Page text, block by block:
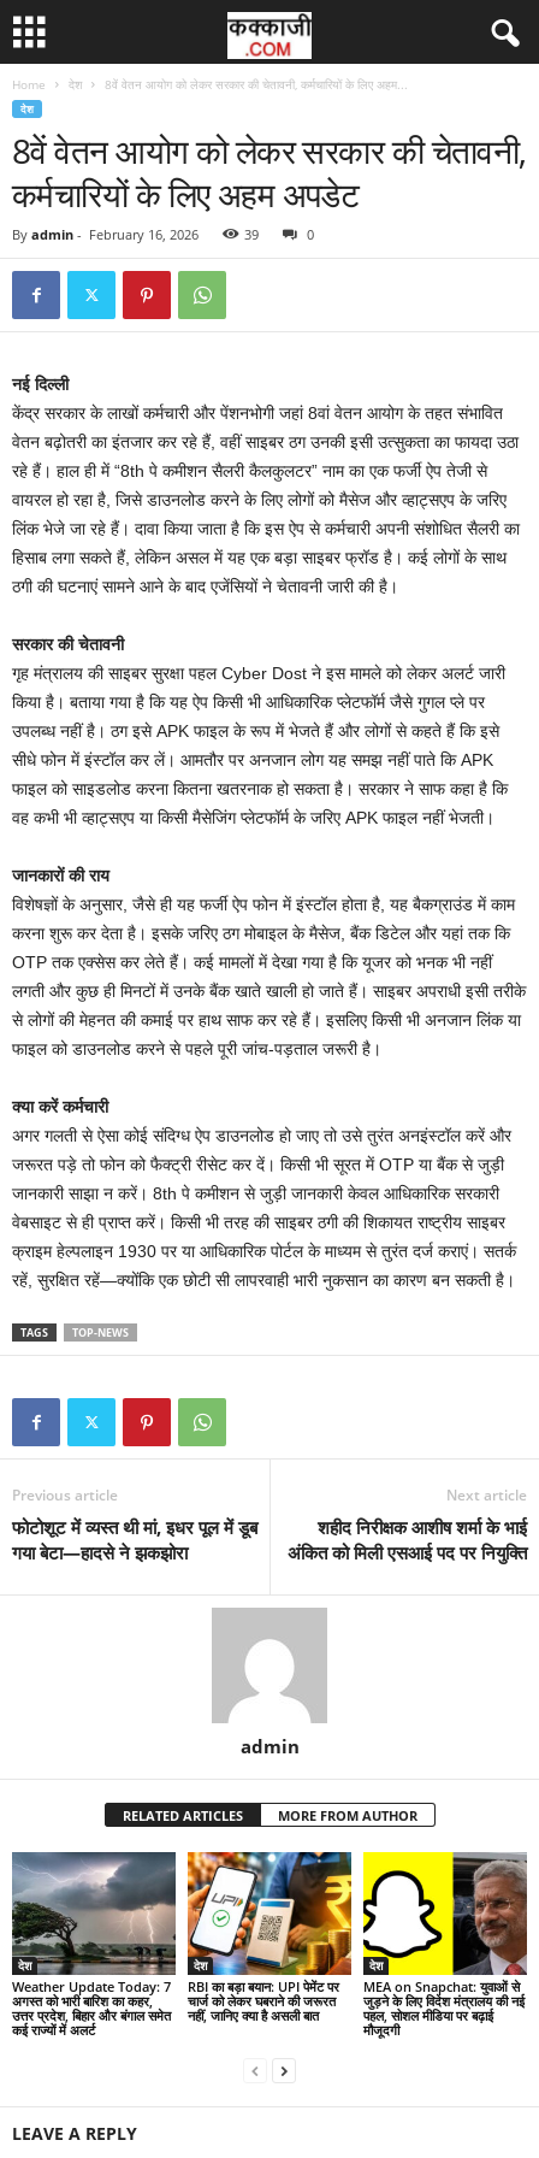
Home देश 8वें वेतन आयोग को लेकर सरकार की चेतावनी, कर्मचारियों के लिए अहम...
देश
8वें वेतन आयोग को लेकर सरकार की चेतावनी,
कर्मचारियों के लिए अहम अपडेट
By admin - February 16, 2026 39 0
नई दिल्ली
केंद्र सरकार के लाखों कर्मचारी और पेंशनभोगी जहां 8वां वेतन आयोग के तहत संभावित
वेतन बढ़ोतरी का इंतजार कर रहे हैं, वहीं साइबर ठग उनकी इसी उत्सुकता का फायदा उठा
रहे हैं। हाल ही में “8th पे कमीशन सैलरी कैलकुलटर” नाम का एक फर्जी ऐप तेजी से
वायरल हो रहा है, जिसे डाउनलोड करने के लिए लोगों को मैसेज और व्हाट्सएप के जरिए
लिंक भेजे जा रहे हैं। दावा किया जाता है कि इस ऐप से कर्मचारी अपनी संशोधित सैलरी का
हिसाब लगा सकते हैं, लेकिन असल में यह एक बड़ा साइबर फ्रॉड है। कई लोगों के साथ
ठगी की घटनाएं सामने आने के बाद एजेंसियों ने चेतावनी जारी की है।
सरकार की चेतावनी
गृह मंत्रालय की साइबर सुरक्षा पहल Cyber Dost ने इस मामले को लेकर अलर्ट जारी
किया है। बताया गया है कि यह ऐप किसी भी आधिकारिक प्लेटफॉर्म जैसे गुगल प्ले पर
उपलब्ध नहीं है। ठग इसे APK फाइल के रूप में भेजते हैं और लोगों से कहते हैं कि इसे
सीधे फोन में इंस्टॉल कर लें। आमतौर पर अनजान लोग यह समझ नहीं पाते कि APK
फाइल को साइडलोड करना कितना खतरनाक हो सकता है। सरकार ने साफ कहा है कि
वह कभी भी व्हाट्सएप या किसी मैसेजिंग प्लेटफॉर्म के जरिए APK फाइल नहीं भेजती।
जानकारों की राय
विशेषज्ञों के अनुसार, जैसे ही यह फर्जी ऐप फोन में इंस्टॉल होता है, यह बैकग्राउंड में काम
करना शुरू कर देता है। इसके जरिए ठग मोबाइल के मैसेज, बैंक डिटेल और यहां तक कि
OTP तक एक्सेस कर लेते हैं। कई मामलों में देखा गया है कि यूजर को भनक भी नहीं
लगती और कुछ ही मिनटों में उनके बैंक खाते खाली हो जाते हैं। साइबर अपराधी इसी तरीके
से लोगों की मेहनत की कमाई पर हाथ साफ कर रहे हैं। इसलिए किसी भी अनजान लिंक या
फाइल को डाउनलोड करने से पहले पूरी जांच-पड़ताल जरूरी है।
क्या करें कर्मचारी
अगर गलती से ऐसा कोई संदिग्ध ऐप डाउनलोड हो जाए तो उसे तुरंत अनइंस्टॉल करें और
जरूरत पड़े तो फोन को फैक्ट्री रीसेट कर दें। किसी भी सूरत में OTP या बैंक से जुड़ी
जानकारी साझा न करें। 8th पे कमीशन से जुड़ी जानकारी केवल आधिकारिक सरकारी
वेबसाइट से ही प्राप्त करें। किसी भी तरह की साइबर ठगी की शिकायत राष्ट्रीय साइबर
क्राइम हेल्पलाइन 1930 पर या आधिकारिक पोर्टल के माध्यम से तुरंत दर्ज कराएं। सतर्क
रहें, सुरक्षित रहें—क्योंकि एक छोटी सी लापरवाही भारी नुकसान का कारण बन सकती है।
TAGS TOP-NEWS
Previous article
फोटोशूट में व्यस्त थी मां, इधर पूल में डूब
गया बेटा—हादसे ने झकझोरा
Next article
शहीद निरीक्षक आशीष शर्मा के भाई
अंकित को मिली एसआई पद पर नियुक्ति
admin
RELATED ARTICLES MORE FROM AUTHOR
देश
Weather Update Today: 7
अगस्त को भारी बारिश का कहर,
उत्तर प्रदेश, बिहार और बंगाल समेत
कई राज्यों में अलर्ट
देश
RBI का बड़ा बयान: UPI पेमेंट पर
चार्ज को लेकर घबराने की जरूरत
नहीं, जानिए क्या है असली बात
देश
MEA on Snapchat: युवाओं से
जुड़ने के लिए विदेश मंत्रालय की नई
पहल, सोशल मीडिया पर बढ़ाई
मौजूदगी
LEAVE A REPLY